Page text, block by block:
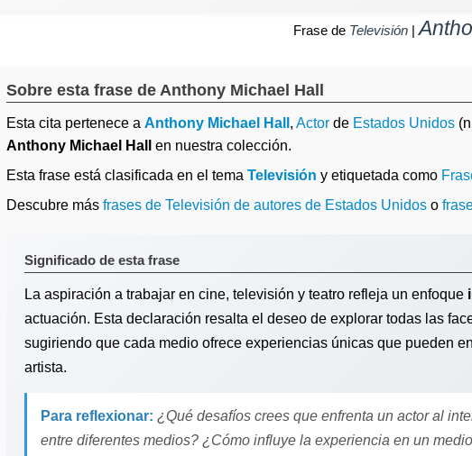
Frase de Televisión |
Sobre esta frase de Anthony Michael Hall
Esta cita pertenece a Anthony Michael Hall , Actor de Estados Unidos
Anthony Michael Hall
en nuestra colección.
Esta frase está clasificada en el tema Televisión y etiquetada como
Descubre más frases de Televisión de autores de Estados Unidos o
Significado de esta frase
La aspiración a trabajar en cine, televisión y teatro refleja un enfoque
actuación. Esta declaración resalta el deseo de explorar todas las
sugiriendo que cada medio ofrece experiencias únicas que pueden
artista.
Para reflexionar: ¿Qué desafíos crees que enfrenta un actor al
entre diferentes medios? ¿Cómo influye la experiencia en un